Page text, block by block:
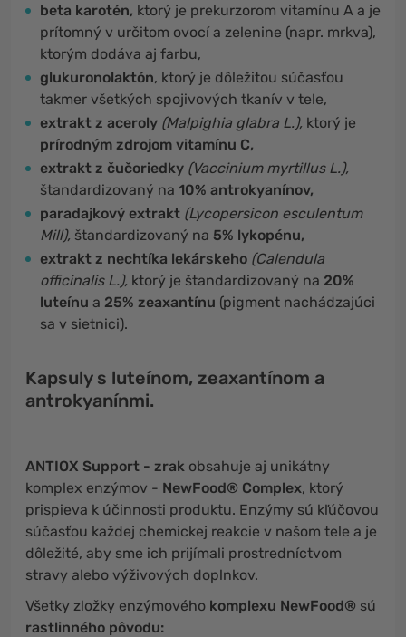
beta karotén, ktorý je prekurzorom vitamínu A a je
prítomný v určitom ovocí a zelenine (napr. mrkva),
ktorým dodáva aj farbu,
glukuronolaktón, ktorý je dôležitou súčasťou
takmer všetkých spojivových tkanív v tele,
extrakt z aceroly (Malpighia glabra L.), ktorý je
prírodným zdrojom vitamínu C,
extrakt z čučoriedky (Vaccinium myrtillus L.),
štandardizovaný na 10% antrokyanínov,
paradajkový extrakt (Lycopersicon esculentum
Mill), štandardizovaný na 5% lykopénu,
extrakt z nechtíka lekárskeho (Calendula
officinalis L.), ktorý je štandardizovaný na 20%
luteínu a 25% zeaxantínu (pigment nachádzajúci
sa v sietnici).
Kapsuly s luteínom, zeaxantínom a
antrokyanínmi.
ANTIOX Support - zrak obsahuje aj unikátny
komplex enzýmov - NewFood® Complex, ktorý
prispieva k účinnosti produktu. Enzýmy sú kľúčovou
súčasťou každej chemickej reakcie v našom tele a je
dôležité, aby sme ich prijímali prostredníctvom
stravy alebo výživových doplnkov.
Všetky zložky enzýmového komplexu NewFood® sú
rastlinného pôvodu: